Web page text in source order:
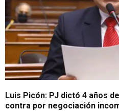
Luis Picón: PJ dictó 4 años
contra por negociación